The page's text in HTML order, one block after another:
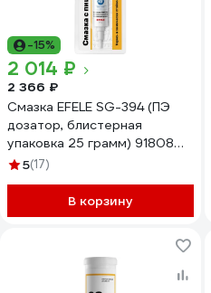
-15%
2 014 ₽
2 366 ₽
Смазка EFELE SG-394 (ПЭ
дозатор, блистерная
упаковка 25 грамм) 91808
0091808
5(17)
В корзину